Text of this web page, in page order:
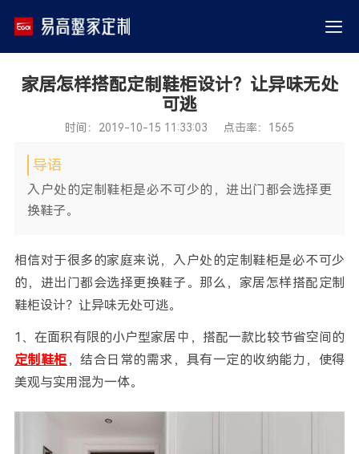
家居怎样搭配定制鞋柜设计？让异味无处
可逃
时间：2019-10-15 11:33:03 点击率：1565
导语
入户处的定制鞋柜是必不可少的，进出门都会选择更
换鞋子。
相信对于很多的家庭来说，入户处的定制鞋柜是必不可少
的，进出门都会选择更换鞋子。那么，家居怎样搭配定制
鞋柜设计？让异味无处可逃。
1、在面积有限的小户型家居中，搭配一款比较节省空间的
定制鞋柜 ，结合日常的需求，具有一定的收纳能力，使得
美观与实用混为一体。